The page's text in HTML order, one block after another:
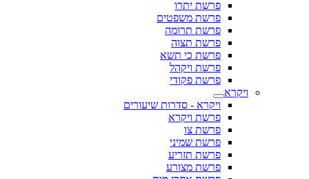
פרשת יתרו
פרשת משפטים
פרשת תרומה
פרשת תצוה
פרשת כי תשא
פרשת ויקהל
פרשת פקודי
ויקרא
ויקרא - סדרות שיעורים
פרשת ויקרא
פרשת צו
פרשת שמיני
פרשת תזריע
פרשת מצורע